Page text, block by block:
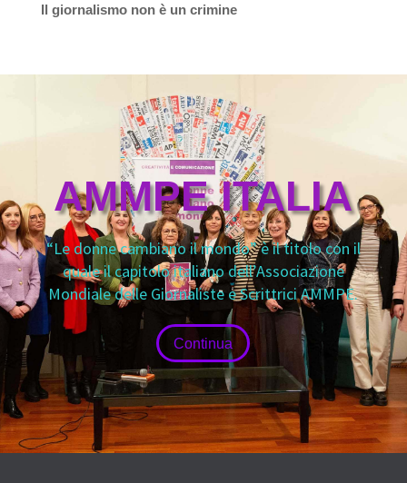
Il giornalismo non è un crimine
AMMPE ITALIA
“Le donne cambiano il mondo” è il titolo con il
quale il capitolo italiano dell’Associazione
Mondiale delle Giornaliste e Scrittrici AMMPE.
Continua